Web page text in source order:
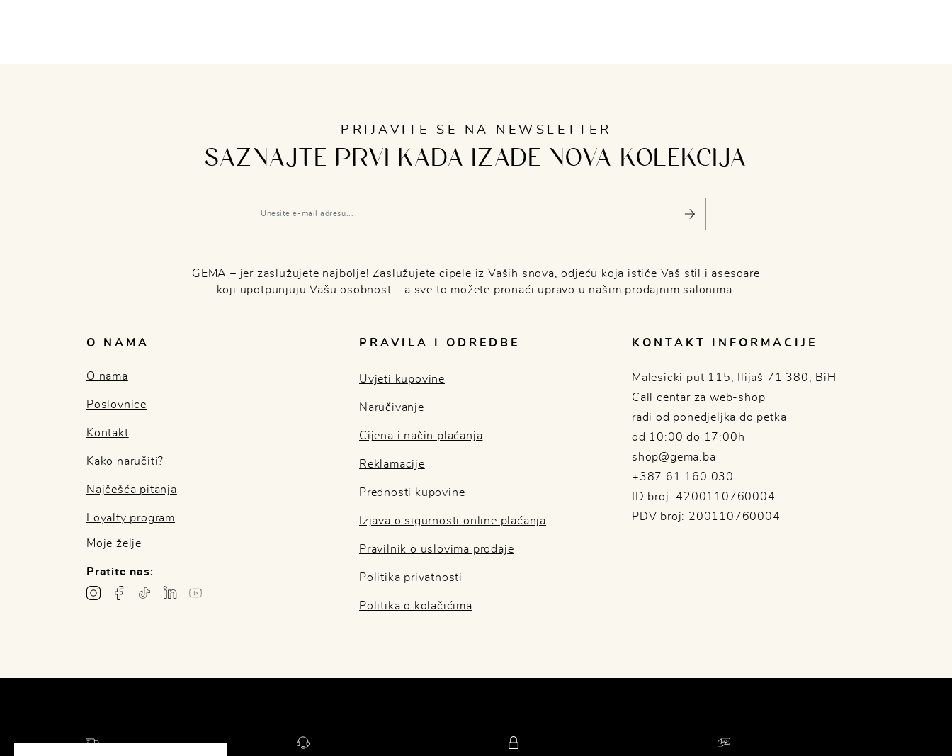
PRIJAVITE SE NA NEWSLETTER
SAZNAJTE PRVI KADA IZAĐE NOVA KOLEKCIJA
GEMA – jer zaslužujete najbolje! Zaslužujete cipele iz Vaših snova, odjeću koja ističe Vaš stil i asesoare
koji upotpunjuju Vašu osobnost – a sve to možete pronaći upravo u našim prodajnim salonima.
O NAMA
O nama
Poslovnice
Kontakt
Kako naručiti?
Najčešća pitanja
Loyalty program
Moje želje
Pratite nas:
PRAVILA I ODREDBE
Uvjeti kupovine
Naručivanje
Cijena i način plaćanja
Reklamacije
Prednosti kupovine
Izjava o sigurnosti online plaćanja
Pravilnik o uslovima prodaje
Politika privatnosti
Politika o kolačićima
KONTAKT INFORMACIJE
Malesicki put 115, Ilijaš 71 380, BiH
Call centar za web-shop
radi od ponedjeljka do petka
od 10:00 do 17:00h
shop@gema.ba
+387 61 160 030
ID broj: 4200110760004
PDV broj: 200110760004